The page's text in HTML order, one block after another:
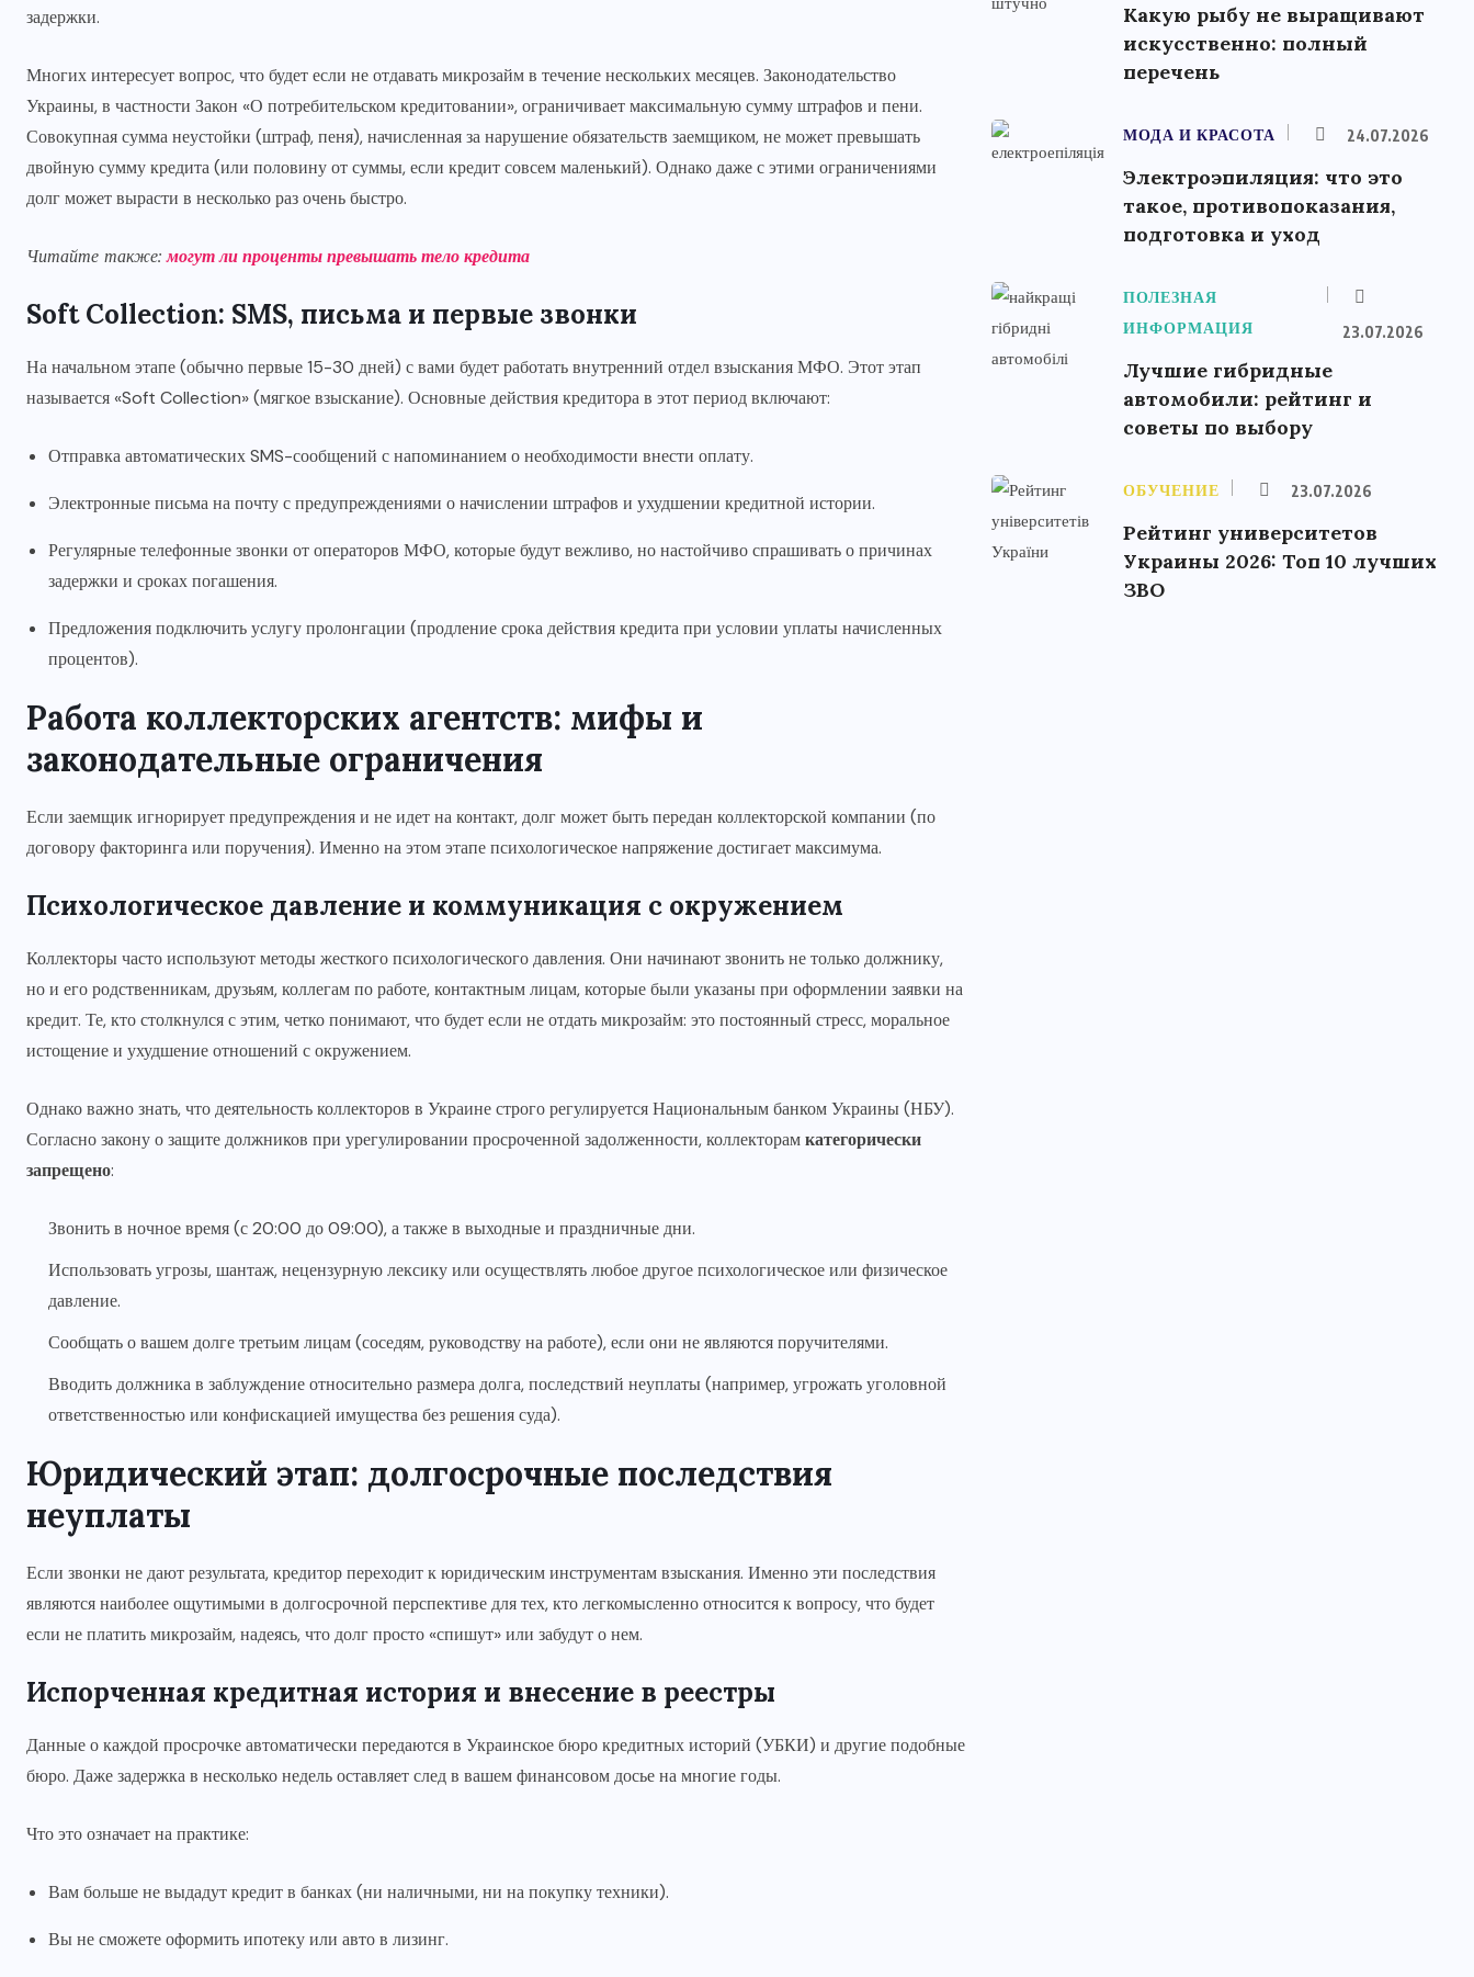
задержки.
Многих интересует вопрос, что будет если не отдавать микрозайм в течение нескольких месяцев. Законодательство
Украины, в частности Закон «О потребительском кредитовании», ограничивает максимальную сумму штрафов и пени.
Совокупная сумма неустойки (штраф, пеня), начисленная за нарушение обязательств заемщиком, не может превышать
двойную сумму кредита (или половину от суммы, если кредит совсем маленький). Однако даже с этими ограничениями
долг может вырасти в несколько раз очень быстро.
Читайте также:могут ли проценты превышать тело кредита
Soft Collection: SMS, письма и первые звонки
На начальном этапе (обычно первые 15-30 дней) с вами будет работать внутренний отдел взыскания МФО. Этот этап
называется «Soft Collection» (мягкое взыскание). Основные действия кредитора в этот период включают:
Отправка автоматических SMS-сообщений с напоминанием о необходимости внести оплату.
Электронные письма на почту с предупреждениями о начислении штрафов и ухудшении кредитной истории.
Регулярные телефонные звонки от операторов МФО, которые будут вежливо, но настойчиво спрашивать о причинах
задержки и сроках погашения.
Предложения подключить услугу пролонгации (продление срока действия кредита при условии уплаты начисленных
процентов).
Работа коллекторских агентств: мифы и
законодательные ограничения
Если заемщик игнорирует предупреждения и не идет на контакт, долг может быть передан коллекторской компании (по
договору факторинга или поручения). Именно на этом этапе психологическое напряжение достигает максимума.
Психологическое давление и коммуникация с окружением
Коллекторы часто используют методы жесткого психологического давления. Они начинают звонить не только должнику,
но и его родственникам, друзьям, коллегам по работе, контактным лицам, которые были указаны при оформлении заявки на
кредит. Те, кто столкнулся с этим, четко понимают, что будет если не отдать микрозайм: это постоянный стресс, моральное
истощение и ухудшение отношений с окружением.
Однако важно знать, что деятельность коллекторов в Украине строго регулируется Национальным банком Украины (НБУ).
Согласно закону о защите должников при урегулировании просроченной задолженности, коллекторамкатегорически
запрещено:
Звонить в ночное время (с 20:00 до 09:00), а также в выходные и праздничные дни.
Использовать угрозы, шантаж, нецензурную лексику или осуществлять любое другое психологическое или физическое
давление.
Сообщать о вашем долге третьим лицам (соседям, руководству на работе), если они не являются поручителями.
Вводить должника в заблуждение относительно размера долга, последствий неуплаты (например, угрожать уголовной
ответственностью или конфискацией имущества без решения суда).
Юридический этап: долгосрочные последствия
неуплаты
Если звонки не дают результата, кредитор переходит к юридическим инструментам взыскания. Именно эти последствия
являются наиболее ощутимыми в долгосрочной перспективе для тех, кто легкомысленно относится к вопросу, что будет
если не платить микрозайм, надеясь, что долг просто «спишут» или забудут о нем.
Испорченная кредитная история и внесение в реестры
Данные о каждой просрочке автоматически передаются в Украинское бюро кредитных историй (УБКИ) и другие подобные
бюро. Даже задержка в несколько недель оставляет след в вашем финансовом досье на многие годы.
Что это означает на практике:
Вам больше не выдадут кредит в банках (ни наличными, ни на покупку техники).
Вы не сможете оформить ипотеку или авто в лизинг.
Какую рыбу не выращивают
искусственно: полный
перечень
МОДА И КРАСОТА 24.07.2026
Электроэпиляция: что это
такое, противопоказания,
подготовка и уход
ПОЛЕЗНАЯ
ИНФОРМАЦИЯ
23.07.2026
Лучшие гибридные
автомобили: рейтинг и
советы по выбору
ОБУЧЕНИЕ 23.07.2026
Рейтинг университетов
Украины 2026: Топ 10 лучших
ЗВО